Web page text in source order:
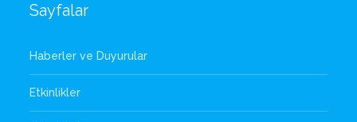
Sayfalar
Haberler ve Duyurular
Etkinlikler